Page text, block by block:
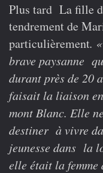
Plus tard La fille
tendrement de
particulièrement.
brave paysanne
durant près de 20
faisait la liaison
mont Blanc. Elle
destiner à vivre
jeunesse dans la
elle était la femme